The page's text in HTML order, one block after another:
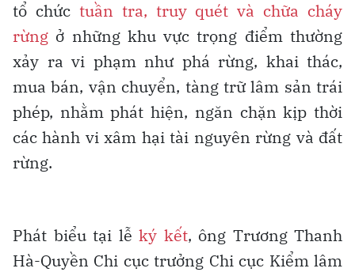
tổ chức tuần tra, truy quét và chữa cháy
rừng ở những khu vực trọng điểm thường
xảy ra vi phạm như phá rừng, khai thác,
mua bán, vận chuyển, tàng trữ lâm sản trái
phép, nhằm phát hiện, ngăn chặn kịp thời
các hành vi xâm hại tài nguyên rừng và đất
rừng.
Phát biểu tại lễ ký kết, ông Trương Thanh
Hà-Quyền Chi cục trưởng Chi cục Kiểm lâm